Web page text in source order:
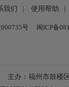
我们 使用帮助
号 闽ICP备
主办：福州市鼓楼